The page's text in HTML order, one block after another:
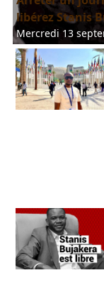
libérez Stanis
Mercredi 13